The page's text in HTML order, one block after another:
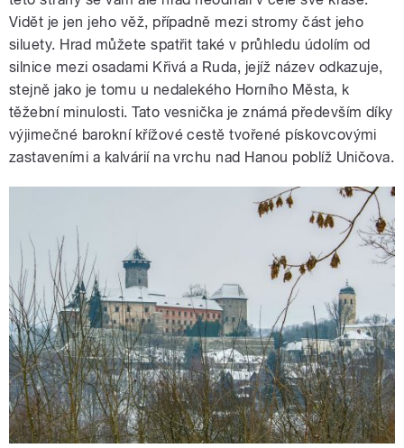
Vidět je jen jeho věž, případně mezi stromy část jeho
siluety. Hrad můžete spatřit také v průhledu údolím od
silnice mezi osadami Křivá a Ruda, jejíž název odkazuje,
stejně jako je tomu u nedalekého Horního Města, k
těžební minulosti. Tato vesnička je známá především díky
výjimečné barokní křížové cestě tvořené pískovcovými
zastaveními a kalvárií na vrchu nad Hanou poblíž Uničova.